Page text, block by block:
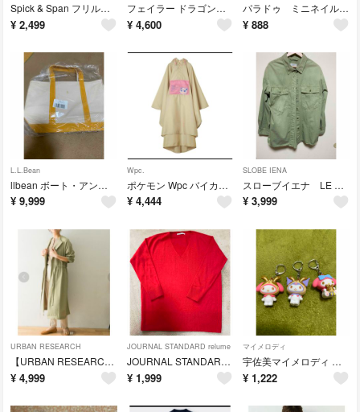
Spick & Span フリルスリーブ ブラウス
¥ 2,499
フェイラー ドラゴンクエスト トナエル ハンカチ
¥ 4,600
パラドゥ ミニネイル 5個
¥ 888
L.L.Bean
llbean ボート・アンド・トート、オープン ミディアム
¥ 9,999
Wpc.
ポケモン Wpc バイカラー レインポンチョ プリン
¥ 4,444
SLOBE IENA
スローブイエナ LE DENIM オーバーサイズ シャツ
¥ 3,999
URBAN RESEARCH
【URBAN RESEARCH】ノーカラーウエストドロストコート
¥ 4,999
JOURNAL STANDARD relume
JOURNAL STANDARD relume 長袖ニット
¥ 1,999
マイメロディ
宇佐美マイメロディ 立体ラバーキーホルダー
¥ 1,222